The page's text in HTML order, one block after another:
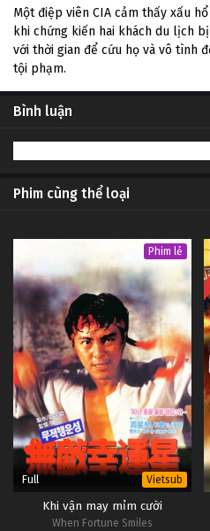
Một điệp viên CIA cảm thấy xấu
khi chứng kiến ​​hai khách du lịch
với thời gian để cứu họ và vô tình
tội phạm.
Bình luận
Phim cùng thể loại
Phim lẻ
Full Vietsub
Khi vận may mỉm cười
When Fortune Smiles